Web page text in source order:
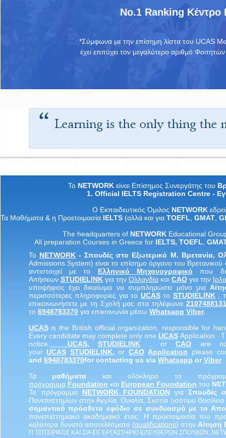
No.1 Ranking
*Σύμφωνα με την επίσημη λίστα του UCAS
έχει επιτύχει τον μεγαλύτερο αριθμό
Το NETWORKείναι Επίσημος Συνεργάτης του
1. Official IELTS Registration Centre -
Ο Εκπαιδευτικός Όμιλος NETWORK
Τα Mαθήματα & η Προετοιμασία IELTS (αλλά και για TOEFL GMAT
The headquarters of NETWORKEducational
All preparation Courses in Greece for IELTS, TOEFL GMA
Το NETWORK- Σπουδές στο Εξωτερικό Μ. Βρετανία,
Admissions System) είναι το επίσημο όργανο του
αντιστοιχεί με το Ελληνικό Μηχανογραφικό που
Αιτήσεων STUDIELINK για την Ολλανδίακαι CAO για την
υποψήφιος έχει δικαίωμα να συμπληρώσει μόνο μια
περισσότερες πληροφορίες για το UCASτο STUDIELINK
,
επικοινωνήσετε με τη Σχολή μας στα τηλέφωνα 2107488131
το 6948783370για επικοινωνία μέσω Whatsapp Viber.
UCASis the British official organization, responsible for
Every candidate may complete only one UCAS Application.
notice.
UCAS,STUDIELINK , orCAO are
your UCAS STUDIELINK,or CAO Application please
and 6948783370for contacting us via Whatsapp orViber.
Τα μαθήματα και ολόκληρο το
πρόγραμμα Foundation και European Foundation του
Το πρόγραμμα NETWORKFOUNDATION για Σπουδές
Πανεπιστημίων στην Αγγλία, Ουαλία, Σκοτία (ισότιμα
σημαντικό πρόσθετο εφόδιο σε συνδυασμό με το
πανεπιστημιακό ακαδημαϊκό έτος. Η προετοιμασία του
καλύτερα δυνατά αποτελέσματα (qualifications) στην Αίτηση
Π ΤΣΙΤΣΙΡΙΚΟΣ ΚΑΙ ΣΙΑ ΕΕ ΕΡΓΑΣΤΗΡΙΟ ΕΛΕΥΘΕΡΩΝ ΣΠΟΥΔΩΝ,